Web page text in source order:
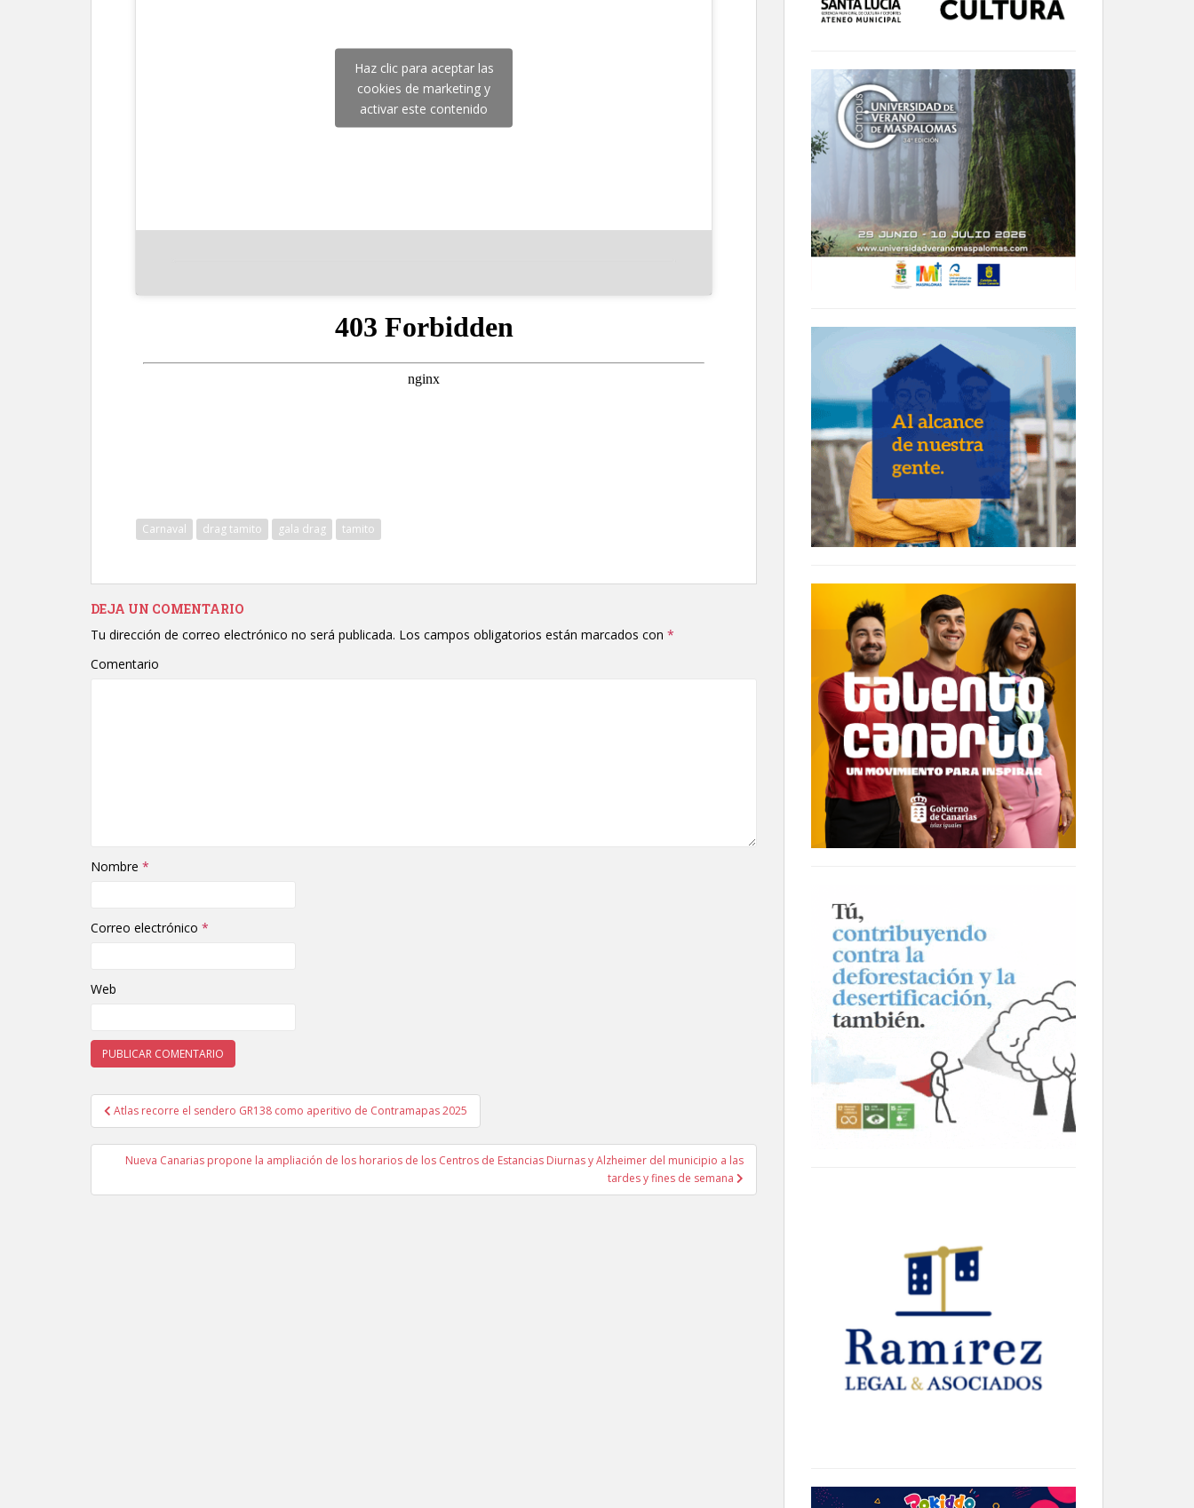
Haz clic para aceptar las
cookies de marketing y
activar este contenido
Carnaval drag tamito gala drag tamito
DEJA UN COMENTARIO
Tu dirección de correo electrónico no será publicada. Los campos obligatorios están marcados con *
Comentario
Nombre *
Correo electrónico *
Web
Navegación de entradas
Atlas recorre el sendero GR138 como aperitivo de Contramapas 2025
Nueva Canarias propone la ampliación de los horarios de los Centros de Estancias Diurnas y Alzheimer del municipio a las
tardes y fines de semana